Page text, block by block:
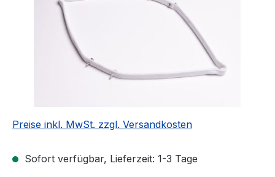
Preise inkl. MwSt. zzgl. Versandkosten
Sofort verfügbar, Lieferzeit: 1-3 Tage